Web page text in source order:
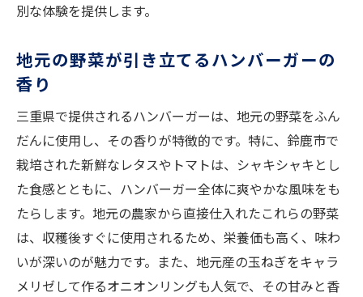
別な体験を提供します。
地元の野菜が引き立てるハンバーガーの
香り
三重県で提供されるハンバーガーは、地元の野菜をふん
だんに使用し、その香りが特徴的です。特に、鈴鹿市で
栽培された新鮮なレタスやトマトは、シャキシャキとし
た食感とともに、ハンバーガー全体に爽やかな風味をも
たらします。地元の農家から直接仕入れたこれらの野菜
は、収穫後すぐに使用されるため、栄養価も高く、味わ
いが深いのが魅力です。また、地元産の玉ねぎをキャラ
メリゼして作るオニオンリングも人気で、その甘みと香